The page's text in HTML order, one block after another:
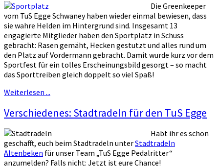
Die Greenkeeper
vom TuS Egge Schwaney haben wieder einmal bewiesen, dass
sie wahre Helden im Hintergrund sind. Insgesamt 13
engagierte Mitglieder haben den Sportplatz in Schuss
gebracht: Rasen gemäht, Hecken gestutzt und alles rund um
den Platz auf Vordermann gebracht. Damit wurde kurz vor dem
Sportfest für ein tolles Erscheinungsbild gesorgt – so macht
das Sporttreiben gleich doppelt so viel Spaß!
Weiterlesen ...
Verschiedenes: Stadtradeln für den TuS Egge
Habt ihr es schon
geschafft, euch beim Stadtradeln unterStadtradeln
Altenbeken für unser Team „TuS Egge Pedalritter“
anzumelden? Falls nicht: Jetzt ist eure Chance!